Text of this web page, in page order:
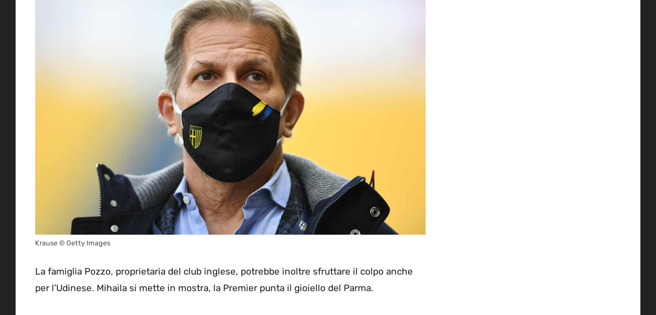
Krause © Getty Images
La famiglia Pozzo, proprietaria del club inglese, potrebbe inoltre sfruttare il colpo anche
per l’Udinese. Mihaila si mette in mostra, la Premier punta il gioiello del Parma.